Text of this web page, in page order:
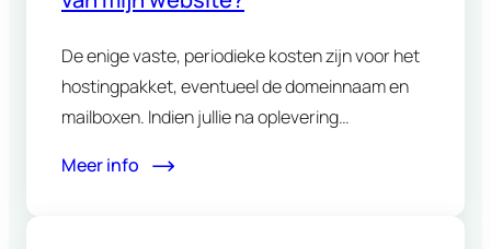
De enige vaste, periodieke kosten zijn voor het
hostingpakket, eventueel de domeinnaam en
mailboxen. Indien jullie na oplevering…
Meer info